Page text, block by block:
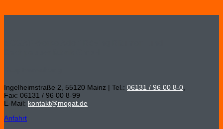
Ingelheimstraße 2, 55120 Mainz | Tel.: 06131 / 96 00 8-0
Fax: 06131 / 96 00 8-99
E-Mail: kontakt@mogat.de
Anfahrt